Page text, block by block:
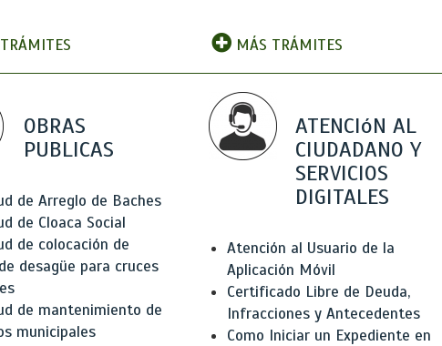
MÁS TRÁMITES
OBRAS
PUBLICAS
de Arreglo de Baches
de Cloaca Social
de colocación de
desagüe para cruces
de mantenimiento de
municipales
ATENCIóN AL
CIUDADANO Y
SERVICIOS
DIGITALES
Atención al Usuario de la
Aplicación Móvil
Certificado Libre de Deuda,
Infracciones y Antecedentes
Como Iniciar un Expediente en